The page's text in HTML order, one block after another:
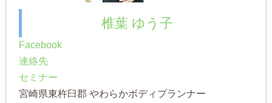
椎葉 ゆう子
Facebook
連絡先
セミナー
宮崎県東杵臼郡 やわらかボディプランナー